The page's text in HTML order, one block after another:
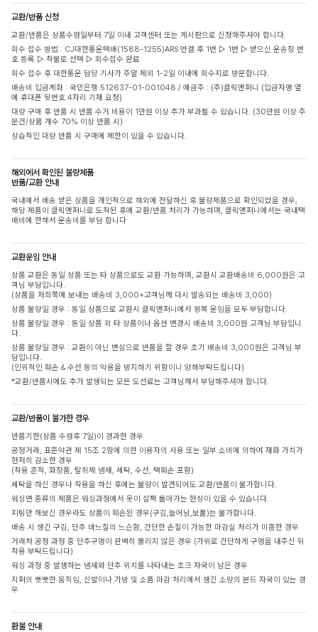
교환/반품 신청
교환/반품은 상품수령일부터 7일 이내 고객센터 또는 게시판으로 신청해주셔야 합니다.
회수 접수 방법 : CJ대한통운택배(1588-1255)ARS 연결 후 1번 ▷ 1번 ▷ 받으신 운송장 번
호 등록 ▷ 착불로 선택 ▷ 회수접수 완료
회수 접수 후 대한통운 담당 기사가 주말 제외 1-2일 이내에 회수지로 방문합니다.
배송비 입금계좌 : 국민은행 512637-01-001048 / 예금주 : (주)클릭앤퍼니 (입금자명 옆
에 휴대폰 뒷번호 4자리 기재 요청)
대량 구매 후 반품 시 반품 수거 비용이 1만원 이상 추가 부과될 수 있습니다. (30만원 이상 주
문건/상품 개수 70% 이상 반품 시)
상습적인 대량 반품 시 구매에 제한이 있을 수 있습니다.
해외에서 확인된 불량제품
반품/교환 안내
국내에서 배송 받은 상품을 개인적으로 해외에 전달하신 후 불량제품으로 확인되었을 경우,
해당 제품이 클릭앤퍼니로 도착된 후에 교환/반품 처리가 가능하며, 클릭앤퍼니에서는 국내택
배비에 한해서 운송비를 부담 합니다
교환운임 안내
상품 교환은 동일 상품 또는 타 상품으로도 교환 가능하며, 교환시 교환배송비 6,000원은 고
객님 부담입니다.
(상품을 저희쪽에 보내는 배송비 3,000+고객님께 다시 발송되는 배송비 3,000)
상품 불량일 경우 : 동일 상품으로 교환시 클릭앤퍼니에서 왕복 운임을 모두 부담합니다.
상품 불량일 경우 : 동일 상품 외 타 상품이나 옵션 변경시 배송비 3,000원 고객님 부담입니
다.
상품 불량일 경우 : 교환이 아닌 변심으로 반품을 할 경우 초기 배송비 3,000원은 고객님 부
담입니다.
(인위적인 훼손 & 수선 등의 악용을 방지하기 위함이니 양해부탁드립니다)
*교환/반품시에도 추가 발생되는 모든 도선료는 고객님께서 부담해주셔야 합니다.
교환/반품이 불가한 경우
반품기한(상품 수령후 7일)이 경과한 경우
공정거래, 표준약관 제 15조 2항에 의한 이용자의 사용 또는 일부 소비에 의하여 재화 가치가
현저히 감소한 경우
(착용 흔적, 화장품, 탈취제 냄새, 세탁, 수선, 택훼손 포함)
세탁을 하신 경우나 착용을 하신 후에는 불량이 발견되어도 교환/반품이 불가합니다.
워싱면 종류의 제품은 워싱과정에서 옷이 살짝 돌아가는 현상이 있을 수 있습니다.
피팅만 해보신 경우라도 상품이 훼손된 경우(구김,늘어남,보풀)는 불가합니다.
배송 시 생긴 구김, 단추 바느질의 느슨함, 간단한 손질이 가능한 마감실 처리가 미흡한 경우
거래처 공정 과정 중 단추구멍이 완벽히 뚫리지 않은 경우 (가위로 간단하게 구멍을 내주신 뒤
착용 부탁드립니다)
워싱 과정 중 발생하는 냄새와 단추 위치를 나타내는 초크 자국이 남은 경우
지퍼의 뻣뻣한 움직임, 신발이나 가방 및 소품 마감 처리에서 생긴 소량의 본드 자국이 있는 경
우
환불 안내